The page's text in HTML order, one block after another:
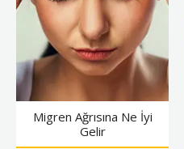
Migren Ağrısına Ne İyi
Gelir